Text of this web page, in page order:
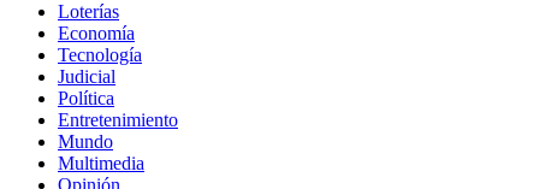
Loterías
Economía
Tecnología
Judicial
Política
Entretenimiento
Mundo
Multimedia